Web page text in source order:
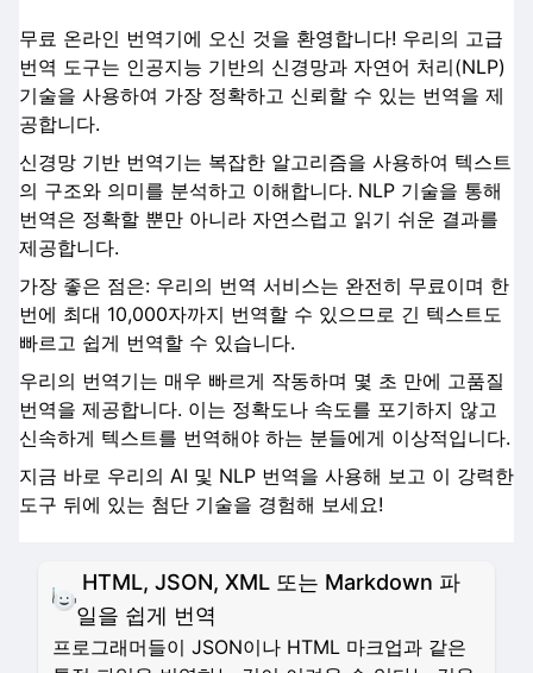
무료 온라인 번역기에 오신 것을 환영합니다! 우리의 고급
번역 도구는 인공지능 기반의 신경망과 자연어 처리(NLP)
기술을 사용하여 가장 정확하고 신뢰할 수 있는 번역을 제
공합니다.
신경망 기반 번역기는 복잡한 알고리즘을 사용하여 텍스트
의 구조와 의미를 분석하고 이해합니다. NLP 기술을 통해
번역은 정확할 뿐만 아니라 자연스럽고 읽기 쉬운 결과를
제공합니다.
가장 좋은 점은: 우리의 번역 서비스는 완전히 무료이며 한
번에 최대 10,000자까지 번역할 수 있으므로 긴 텍스트도
빠르고 쉽게 번역할 수 있습니다.
우리의 번역기는 매우 빠르게 작동하며 몇 초 만에 고품질
번역을 제공합니다. 이는 정확도나 속도를 포기하지 않고
신속하게 텍스트를 번역해야 하는 분들에게 이상적입니다.
지금 바로 우리의 AI 및 NLP 번역을 사용해 보고 이 강력한
도구 뒤에 있는 첨단 기술을 경험해 보세요!
HTML, JSON, XML 또는 Markdown 파
일을 쉽게 번역
프로그래머들이 JSON이나 HTML 마크업과 같은